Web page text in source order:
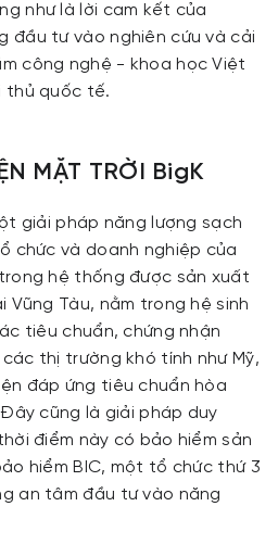
như là lời cam kết của
đầu tư vào nghiên cứu và cải
công nghệ - khoa học Việt
thủ quốc tế.
MẶT TRỜI BigK
giải pháp năng lượng sạch
chức và doanh nghiệp của
hệ thống được sản xuất
Vũng Tàu, nằm trong hệ sinh
tiêu chuẩn, chứng nhận
thị trường khó tính như Mỹ,
đáp ứng tiêu chuẩn hòa
cũng là giải pháp duy
điểm này có bảo hiểm sản
hiểm BIC, một tổ chức thứ 3
an tâm đầu tư vào năng